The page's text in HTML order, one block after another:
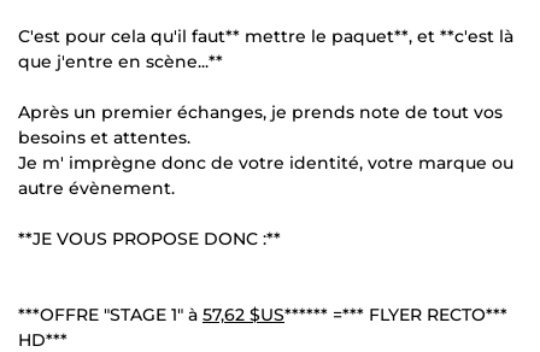
C'est pour cela qu'il faut** mettre le paquet**, et **c'est là
que j'entre en scène...**
Après un premier échanges, je prends note de tout vos
besoins et attentes.
Je m' imprègne donc de votre identité, votre marque ou
autre évènement.
**JE VOUS PROPOSE DONC :**
***OFFRE "STAGE 1" à 57,62 $US****** =*** FLYER RECTO***
HD***